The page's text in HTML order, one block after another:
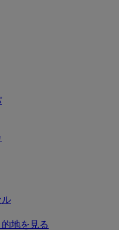
ル
地を見る